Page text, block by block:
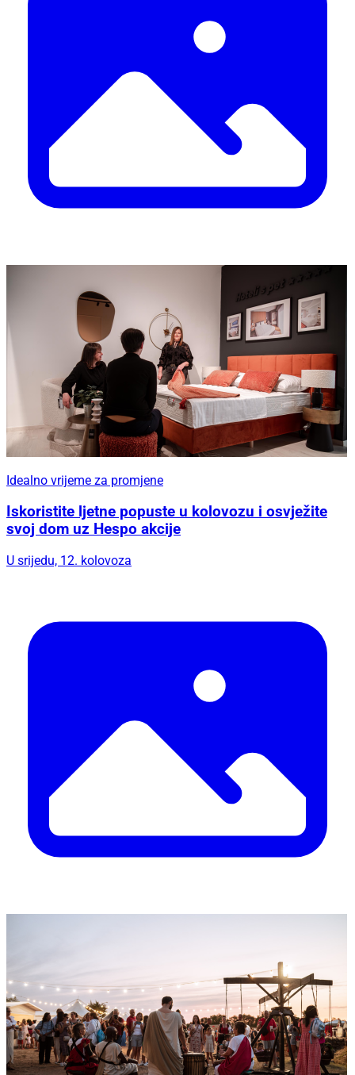
Idealno vrijeme za promjene
Iskoristite ljetne popuste u kolovozu i osvježite
svoj dom uz Hespo akcije
U srijedu, 12. kolovoza